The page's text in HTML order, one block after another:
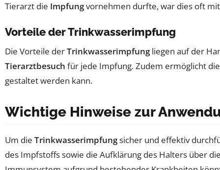
Tierarzt die Impfungvornehmen durfte, war dies oft
Vorteile der Trinkwasserimpfung
Die Vorteile derTrinkwasserimpfungliegen auf der
Tierarztbesuch für jede Impfung. Zudem ermöglicht
gestaltet werden kann.
Wichtige Hinweise zur
Um die Trinkwasserimpfungsicher und effektiv
des Impfstoffs sowie die Aufklärung des Halters über